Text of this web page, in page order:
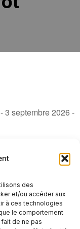
des
et/ou accéder aux
à ces technologies
le comportement
de ne pas
- 3 septembre 2026 -